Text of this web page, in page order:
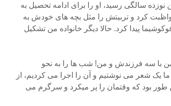
سالگی رسید، او را برای ادامه تحصیل به
کرد و تربیتش را مثل بچه های خودش به
پیدا کرد. حالا دیگر خانواده من تشکیل
با سه فرزندش و من! شب ها را به نحو
یک شعر می نوشتیم و آن را اجرا می کردیم، از
طور بود که وقتمان را پر میکرد و سرگرم می